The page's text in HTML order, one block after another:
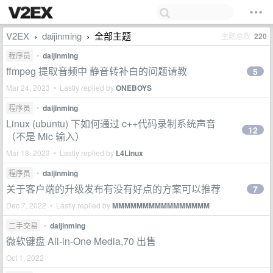
V2EX › daijinming › 全部主题 主题总数 220
程序员 • daijinming
ffmpeg 提取音频中 静音转补白的问题请教
Mar 24, 2023 • Lastly replied byONEBOYS
5
程序员 • daijinming
Linux (ubuntu) 下如何通过 c++代码录制系统声音
（不是 Mic 输入）
Mar 18, 2023 • Lastly replied by L4Linux
12
程序员 • daijinming
关于客户端的升级发布有没有好点的方案可以推荐
Dec 7, 2022 • Lastly replied byMMMMMMMMMMMMMMMM
7
二手交易 • daijinming
微软键盘 All-in-One Media,70 出售
Oct 1, 2022